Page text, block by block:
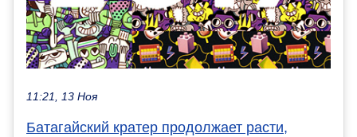
11:21, 13 Ноя
Батагайский кратер продолжает расти,